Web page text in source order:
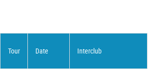
Tour Date Interclub